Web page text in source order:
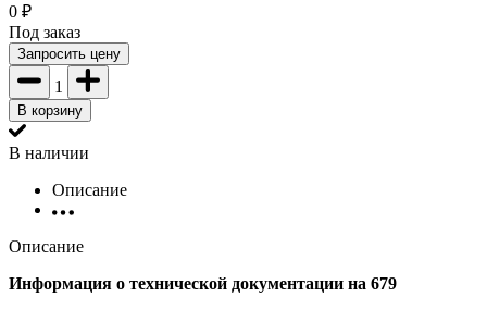
0 ₽
Под заказ
Запросить цену
1
В корзину
В наличии
Описание
Описание
Информация о технической документации на 679